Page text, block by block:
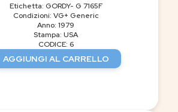
Etichetta: GORDY- G 7165F
Condizioni: VG+ Generic
Anno: 1979
Stampa: USA
CODICE: 6
AGGIUNGI AL CARRELLO